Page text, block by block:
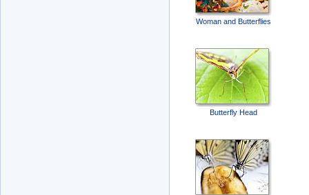
Woman and Butterflies
Butterfly Head